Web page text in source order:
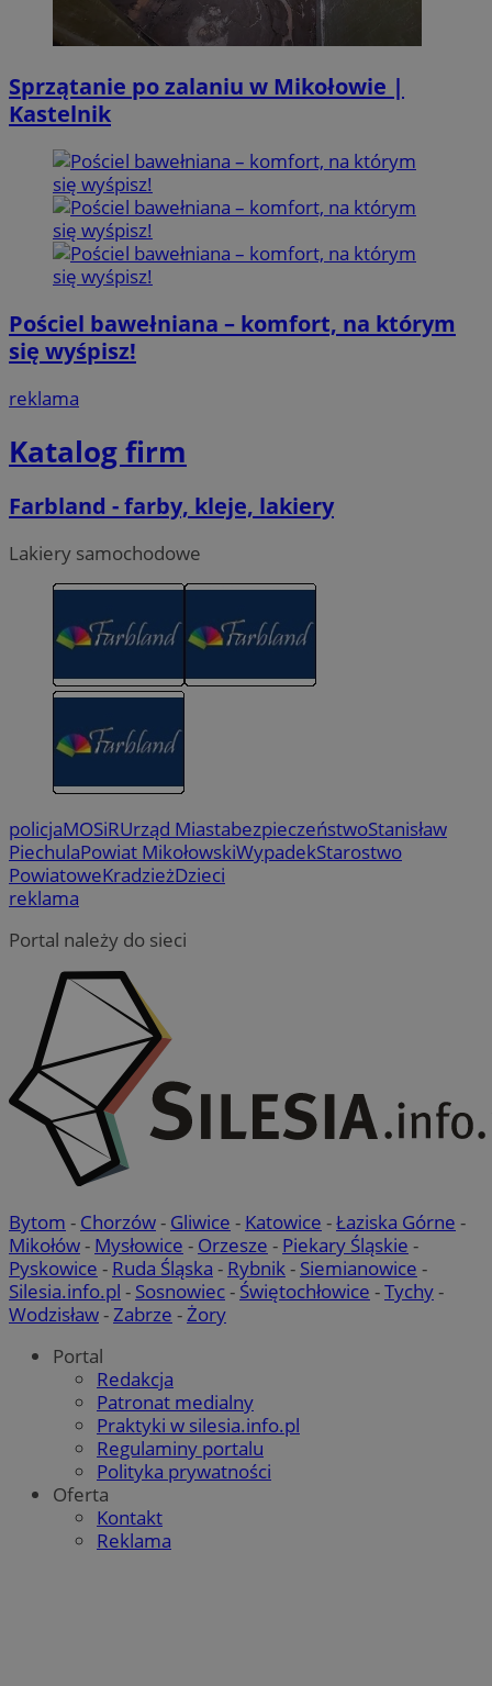
Sprzątanie po zalaniu w Mikołowie |
Kastelnik
Pościel bawełniana – komfort, na którym
się wyśpisz!
reklama
Katalog firm
Farbland - farby, kleje, lakiery
Lakiery samochodowe
policjaMOSiRUrząd MiastabezpieczeństwoStanisław
PiechulaPowiat MikołowskiWypadekStarostwo
PowiatoweKradzieżDzieci
reklama
Portal należy do sieci
Bytom - Chorzów- Gliwice - Katowice -Łaziska Górne -
Mikołów- Mysłowice - Orzesze - Piekary Śląskie -
Pyskowice - Ruda Śląska - Rybnik - Siemianowice -
Silesia.info.pl - Sosnowiec- Świętochłowice -Tychy-
Wodzisław- Zabrze - Żory
Portal
Redakcja
Patronat medialny
Praktyki w silesia.info.pl
Regulaminy portalu
Polityka prywatności
Oferta
Kontakt
Reklama